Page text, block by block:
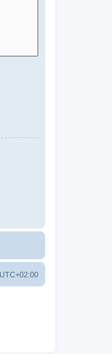
UTC+02:00